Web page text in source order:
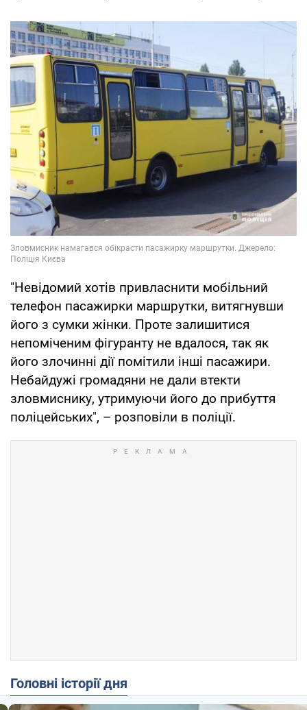
"Невідомий хотів привласнити мобільний
телефон пасажирки маршрутки, витягнувши
його з сумки жінки. Проте залишитися
непоміченим фігуранту не вдалося, так як
його злочинні дії помітили інші пасажири.
Небайдужі громадяни не дали втекти
зловмиснику, утримуючи його до прибуття
поліцейських", – розповіли в поліції.
Головні історії дня